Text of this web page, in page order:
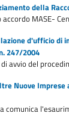
della
accordo MASE-
d'ufficio di
247/2004
avvio del
Nuove Imprese
comunica